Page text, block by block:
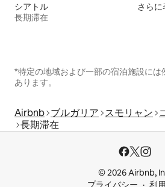
シアトル
長期滞在
さらに
*特定の地域および一部の宿泊施設に
あります。
Airbnb ブルガリア スモリャン
長期滞在
© 2026 Airbnb,
プライバシー
利